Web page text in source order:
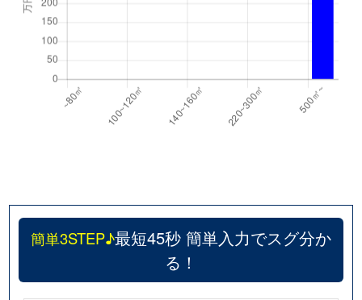
簡単3STEP♪最短45秒 簡単入力でスグ分か
る！